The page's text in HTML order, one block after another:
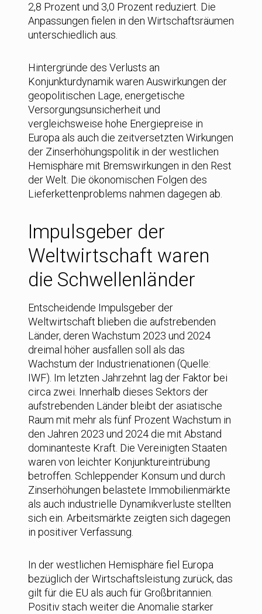
2,8 Prozent und 3,0 Prozent reduziert. Die
Anpassungen fielen in den Wirtschaftsräumen
unterschiedlich aus.
Hintergründe des Verlusts an
Konjunkturdynamik waren Auswirkungen der
geopolitischen Lage, energetische
Versorgungsunsicherheit und
vergleichsweise hohe Energiepreise in
Europa als auch die zeitversetzten Wirkungen
der Zinserhöhungspolitik in der westlichen
Hemisphäre mit Bremswirkungen in den Rest
der Welt. Die ökonomischen Folgen des
Lieferkettenproblems nahmen dagegen ab.
Impulsgeber der
Weltwirtschaft waren
die Schwellenländer
Entscheidende Impulsgeber der
Weltwirtschaft blieben die aufstrebenden
Länder, deren Wachstum 2023 und 2024
dreimal höher ausfallen soll als das
Wachstum der Industrienationen (Quelle:
IWF). Im letzten Jahrzehnt lag der Faktor bei
circa zwei. Innerhalb dieses Sektors der
aufstrebenden Länder bleibt der asiatische
Raum mit mehr als fünf Prozent Wachstum in
den Jahren 2023 und 2024 die mit Abstand
dominanteste Kraft. Die Vereinigten Staaten
waren von leichter Konjunktureintrübung
betroffen. Schleppender Konsum und durch
Zinserhöhungen belastete Immobilienmärkte
als auch industrielle Dynamikverluste stellten
sich ein. Arbeitsmärkte zeigten sich dagegen
in positiver Verfassung.
In der westlichen Hemisphäre fiel Europa
bezüglich der Wirtschaftsleistung zurück, das
gilt für die EU als auch für Großbritannien.
Positiv stach weiter die Anomalie starker